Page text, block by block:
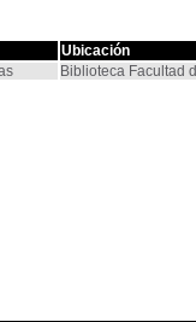
Ubicación
Biblioteca Facultad